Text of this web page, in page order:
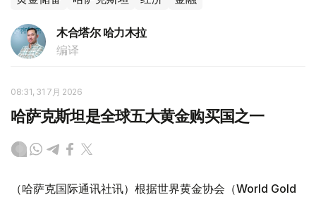
木合塔尔 哈力木拉
编译
08:31, 31 7月 2026
哈萨克斯坦是全球五大黄金购买国之一
（哈萨克国际通讯社讯）根据世界黄金协会（World Gold